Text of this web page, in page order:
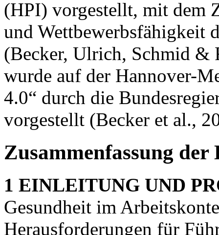
(HPI) vorgestellt, mit dem
und Wettbewerbsfähigkeit
(Becker, Ulrich, Schmid &
wurde auf der Hannover-
4.0“ durch die
vorgestellt (Becker et al.,
Zusammenfassung der
1 EINLEITUNG UND
Gesundheit im
Herausforderungen für